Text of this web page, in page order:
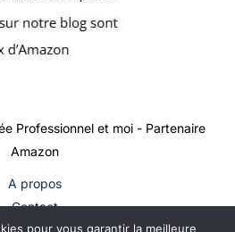
Professionnel et moi - Partenaire
Amazon
A propos
Contact
pour vous garantir la meilleure